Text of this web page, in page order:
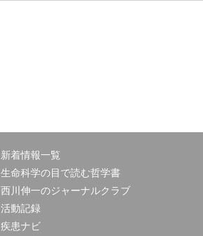
新着情報一覧
生命科学の目で読む哲学書
西川伸一のジャーナルクラブ
活動記録
疾患ナビ